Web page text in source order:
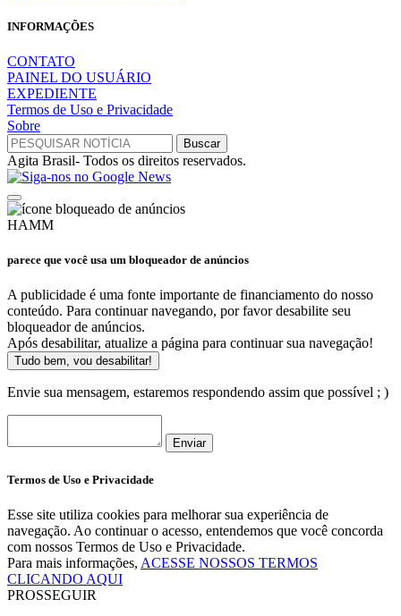
INFORMAÇÕES
CONTATO
PAINEL DO USUÁRIO
EXPEDIENTE
Termos de Uso e Privacidade
Sobre
Agita Brasil- Todos os direitos reservados.
HAMM
parece que você usa um bloqueador de anúncios
A publicidade é uma fonte importante de financiamento do nosso
conteúdo. Para continuar navegando, por favor desabilite seu
bloqueador de anúncios.
Após desabilitar, atualize a página para continuar sua navegação!
Tudo bem, vou desabilitar!
Envie sua mensagem, estaremos respondendo assim que possível ; )
Enviar
Termos de Uso e Privacidade
Esse site utiliza cookies para melhorar sua experiência de
navegação. Ao continuar o acesso, entendemos que você concorda
com nossos Termos de Uso e Privacidade.
Para mais informações, ACESSE NOSSOS TERMOS
CLICANDO AQUI
PROSSEGUIR